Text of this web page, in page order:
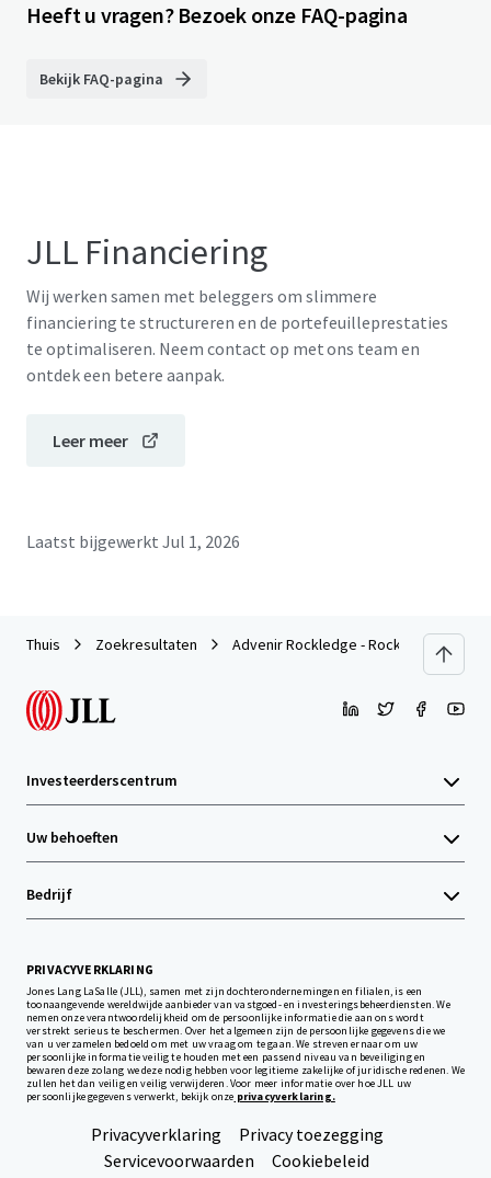
Heeft u vragen? Bezoek onze FAQ-pagina
Bekijk FAQ-pagina
JLL Financiering
Wij werken samen met beleggers om slimmere
financiering te structureren en de portefeuilleprestaties
te optimaliseren. Neem contact op met ons team en
ontdek een betere aanpak.
Leer meer
Laatst bijgewerkt Jul 1, 2026
Thuis Zoekresultaten Advenir Rockledge - Rock Pointe
Investeerderscentrum
Uw behoeften
Bedrijf
PRIVACYVERKLARING
Jones Lang LaSalle (JLL), samen met zijn dochterondernemingen en filialen, is een
toonaangevende wereldwijde aanbieder van vastgoed- en investeringsbeheerdiensten. We
nemen onze verantwoordelijkheid om de persoonlijke informatie die aan ons wordt
verstrekt serieus te beschermen. Over het algemeen zijn de persoonlijke gegevens die we
van u verzamelen bedoeld om met uw vraag om te gaan. We streven ernaar om uw
persoonlijke informatie veilig te houden met een passend niveau van beveiliging en
bewaren deze zolang we deze nodig hebben voor legitieme zakelijke of juridische redenen. We
zullen het dan veilig en veilig verwijderen. Voor meer informatie over hoe JLL uw
persoonlijke gegevens verwerkt, bekijk onze privacyverklaring.
Privacyverklaring
Privacy toezegging
Servicevoorwaarden
Cookiebeleid